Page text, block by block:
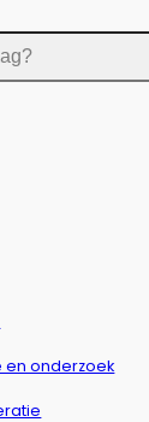
en onderzoek